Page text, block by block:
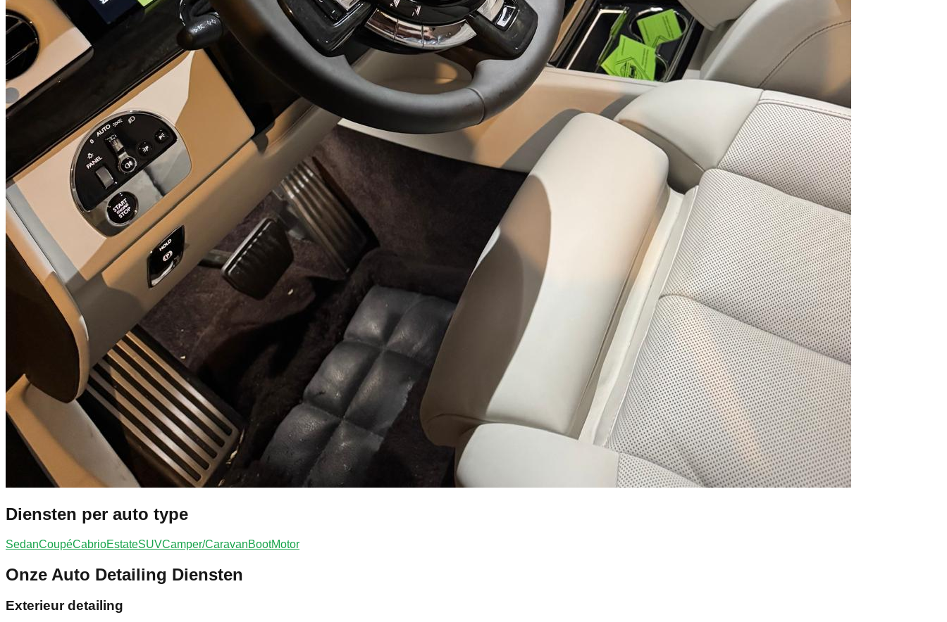
Diensten per auto type
SedanCoupéCabrioEstateSUVCamper/CaravanBootMotor
Onze Auto Detailing Diensten
Exterieur detailing